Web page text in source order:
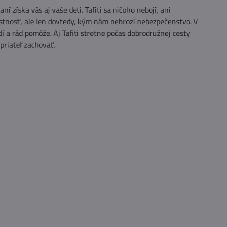
získa vás aj vaše deti. Tafiti sa ničoho nebojí, ani
ale len dovtedy, kým nám nehrozí nebezpečenstvo. V
rád pomôže. Aj Tafiti stretne počas dobrodružnej cesty
zachovať.